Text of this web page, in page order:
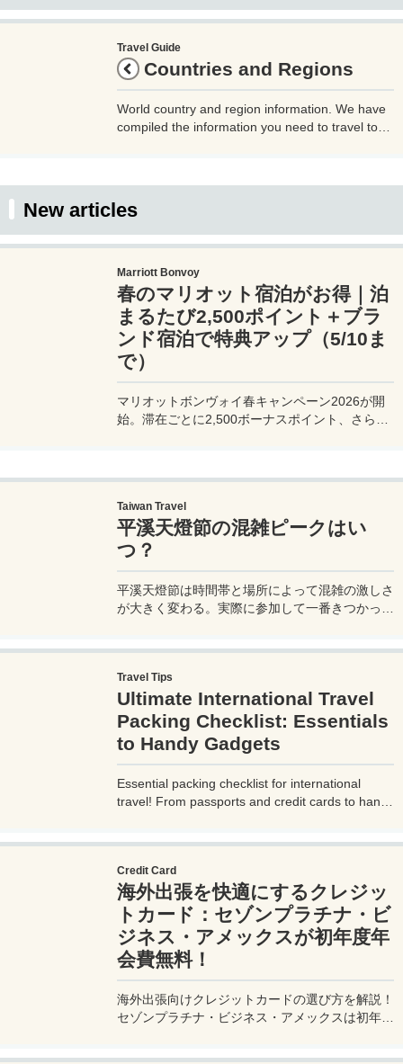
Travel Guide
Countries and Regions
World country and region information. We have
compiled the information you need to travel to
traveling.
New articles
Marriott Bonvoy
春のマリオット宿泊がお得｜泊
まるたび2,500ポイント＋ブラ
ンド宿泊で特典アップ（5/10ま
で）
マリオットボンヴォイ春キャンペーン2026が開
始。滞在ごとに2,500ボーナスポイント、さらに
Taiwan Travel
平溪天燈節の混雑ピークはい
つ？
平溪天燈節は時間帯と場所によって混雑の激しさ
が大きく変わる。実際に参加して一番きつかった
Travel Tips
Ultimate International Travel
Packing Checklist: Essentials
to Handy Gadgets
Essential packing checklist for international
travel! From passports and credit cards to handy
seasoned travelers. Explore more at
measuretrip.com!
Credit Card
海外出張を快適にするクレジッ
トカード：セゾンプラチナ・ビ
ジネス・アメックスが初年度年
会費無料！
海外出張向けクレジットカードの選び方を解説！
セゾンプラチナ・ビジネス・アメックスは初年度